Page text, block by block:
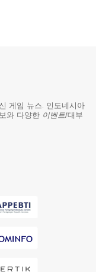
게임 뉴스. 인도네시아
와 다양한 이벤트/대부